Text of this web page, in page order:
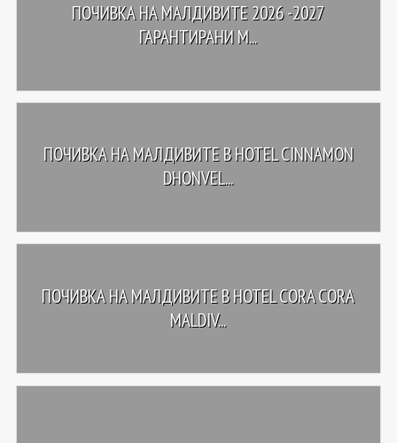
ПОЧИВКА НА МАЛДИВИТЕ 2026 -2027
ГАРАНТИРАНИ М...
ПОЧИВКА НА МАЛДИВИТЕ В HOTEL CINNAMON
DHONVEL...
ПОЧИВКА НА МАЛДИВИТЕ В HOTEL CORA CORA
MALDIV...